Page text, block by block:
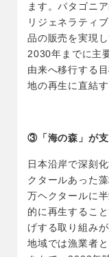
ます。パタゴニ
リジェネラティ
品の販売を実現
2030年までに主
由来へ移行する
地の再生に直結
③「海の森」が
日本沿岸で深刻
クタールあった
万ヘクタールに
的に再生するこ
げする取り組み
地域では漁業者